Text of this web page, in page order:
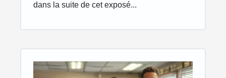
dans la suite de cet exposé...